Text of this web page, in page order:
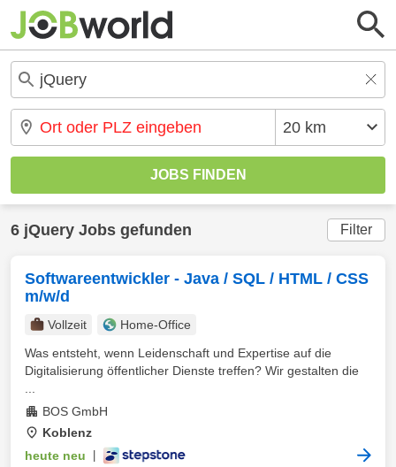
6 jQuery Jobs gefunden Filter
Softwareentwickler - Java / SQL / HTML / CSS
m/w/d
Vollzeit
Home-Office
Was entsteht, wenn Leidenschaft und Expertise auf die
Digitalisierung öffentlicher Dienste treffen? Wir gestalten die
BOS GmbH
Koblenz
heute neu